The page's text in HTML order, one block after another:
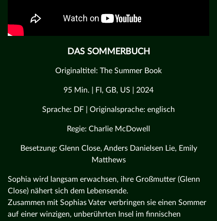
DAS SOMMERBUCH
Originaltitel: The Summer Book
95 Min. | FI, GB, US | 2024
Sprache: DF | Originalsprache: englisch
Regie: Charlie McDowell
Besetzung: Glenn Close, Anders Danielsen Lie, Emily
Matthews
Sophia wird langsam erwachsen, ihre Großmutter (Glenn
Close) nähert sich dem Lebensende.
Zusammen mit Sophias Vater verbringen sie einen Sommer
auf einer winzigen, unberührten Insel im finnischen